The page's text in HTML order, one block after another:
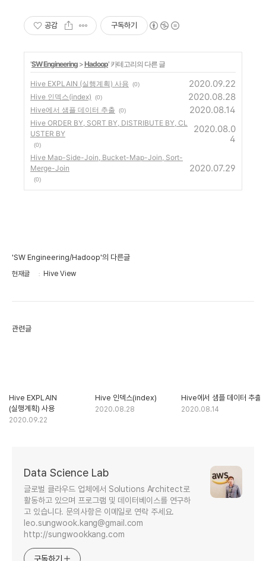
공감 구독하기
'SW Engineering >Hadoop' 카테고리의 다른 글
Hive EXPLAIN (실행계획) 사용 (0) 2020.09.22
Hive 인덱스(index) (0) 2020.08.28
Hive에서 샘플 데이터 추출 (0) 2020.08.14
Hive ORDER BY, SORT BY, DISTRIBUTE BY, CL
USTER BY
(0)
2020.08.0
4
Hive Map-Side-Join, Bucket-Map-Join, Sort-
Merge-Join
(0)
2020.07.29
'SW Engineering/Hadoop'의 다른글
현재글 Hive View
관련글
Hive EXPLAIN
(실행계획) 사용
2020.09.22
Hive 인덱스(index)
2020.08.28
Hive에서 샘플 데이터 추출
2020.08.14
Data Science Lab
글로벌 클라우드 업체에서 Solutions Architect로
활동하고 있으며 프로그램 및 데이터베이스를 연구하
고 있습니다. 문의사항은 이메일로 연락 주세요.
leo.sungwook.kang@gmail.com
http://sungwookkang.com
구독하기